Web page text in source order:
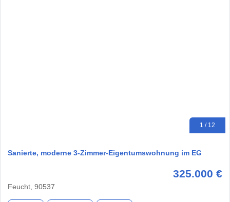
1 / 12
Sanierte, moderne 3-Zimmer-Eigentumswohnung im EG
325.000 €
Feucht, 90537